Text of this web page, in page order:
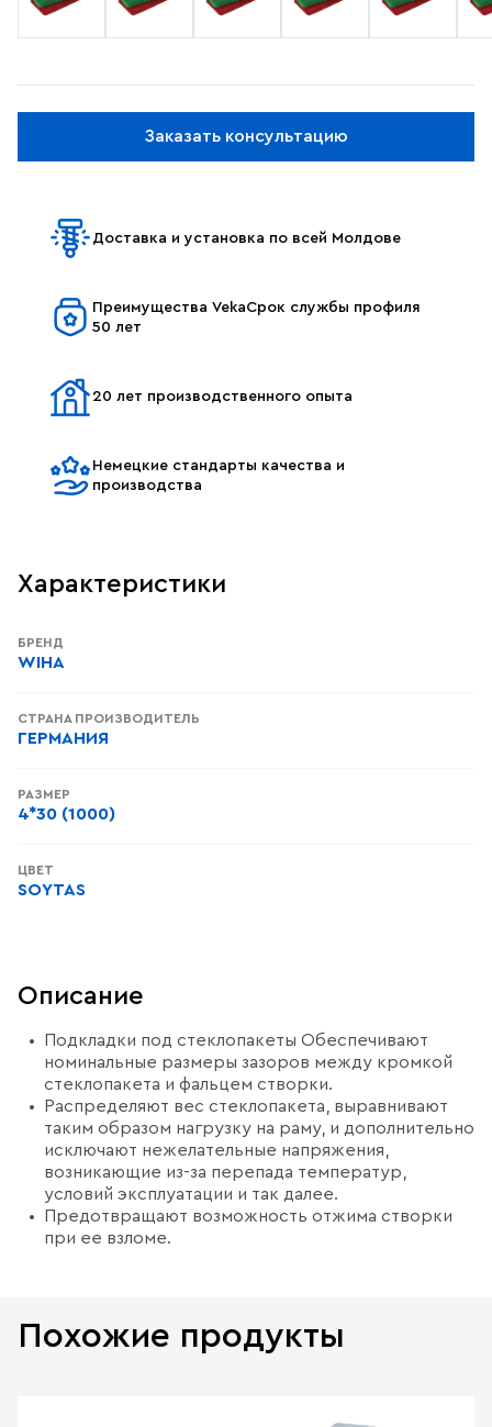
Заказать консультацию
Доставка и установка по всей Молдове
Преимущества VekaСрок службы профиля
50 лет
20 лет производственного опыта
Немецкие стандарты качества и
производства
Характеристики
БРЕНД
WIHA
СТРАНА ПРОИЗВОДИТЕЛЬ
ГЕРМАНИЯ
РАЗМЕР
4*30 (1000)
ЦВЕТ
SOYTAS
Описание
Подкладки под стеклопакеты Обеспечивают
номинальные размеры зазоров между кромкой
стеклопакета и фальцем створки.
Распределяют вес стеклопакета, выравнивают
таким образом нагрузку на раму, и дополнительно
исключают нежелательные напряжения,
возникающие из-за перепада температур,
условий эксплуатации и так далее.
Предотвращают возможность отжима створки
при ее взломе.
Похожие продукты